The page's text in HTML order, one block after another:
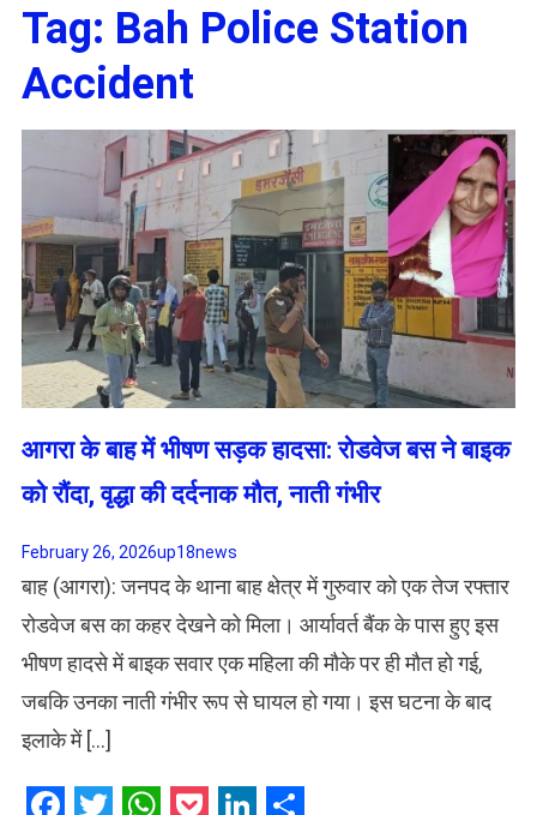
Tag: Bah Police Station
Accident
आगरा के बाह में भीषण सड़क हादसा: रोडवेज बस ने बाइक
को रौंदा, वृद्धा की दर्दनाक मौत, नाती गंभीर
February 26, 2026up18news
​बाह (आगरा): जनपद के थाना बाह क्षेत्र में गुरुवार को एक तेज रफ्तार
रोडवेज बस का कहर देखने को मिला। आर्यावर्त बैंक के पास हुए इस
भीषण हादसे में बाइक सवार एक महिला की मौके पर ही मौत हो गई,
जबकि उनका नाती गंभीर रूप से घायल हो गया। इस घटना के बाद
इलाके में […]